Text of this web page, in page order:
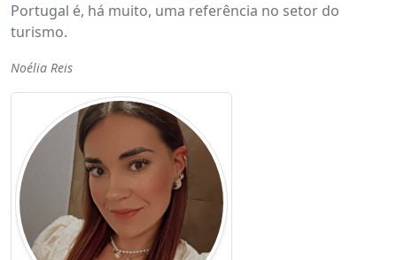
Portugal é, há muito, uma referência no setor do
turismo.
Noélia Reis